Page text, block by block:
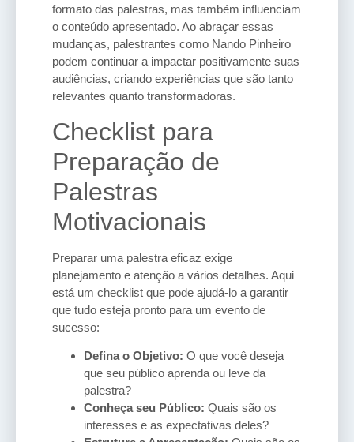
formato das palestras, mas também influenciam
o conteúdo apresentado. Ao abraçar essas
mudanças, palestrantes como Nando Pinheiro
podem continuar a impactar positivamente suas
audiências, criando experiências que são tanto
relevantes quanto transformadoras.
Checklist para
Preparação de
Palestras
Motivacionais
Preparar uma palestra eficaz exige
planejamento e atenção a vários detalhes. Aqui
está um checklist que pode ajudá-lo a garantir
que tudo esteja pronto para um evento de
sucesso:
Defina o Objetivo: O que você deseja
que seu público aprenda ou leve da
palestra?
Conheça seu Público: Quais são os
interesses e as expectativas deles?